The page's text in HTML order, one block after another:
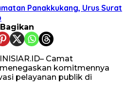
Panakkukang, Urus Surat
Bagikan
Camat
komitmennya
pelayanan publik di